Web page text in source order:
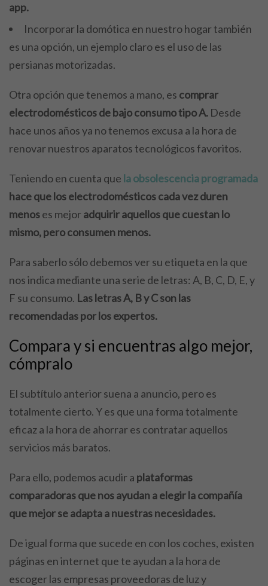
app.
Incorporar la domótica en nuestro hogar también
es una opción, un ejemplo claro es el uso de las
persianas motorizadas.
Otra opción que tenemos a mano, es comprar
electrodomésticos de bajo consumo tipo A. Desde
hace unos años ya no tenemos excusa a la hora de
renovar nuestros aparatos tecnológicos favoritos.
Teniendo en cuenta que la obsolescencia programada
hace que los electrodomésticos cada vez duren
menoses mejoradquirir aquellos que cuestan lo
mismo, pero consumen menos.
Para saberlo sólo debemos ver su etiqueta en la que
nos indica mediante una serie de letras: A, B, C, D, E, y
F su consumo. Las letras A, B y C son las
recomendadas por los expertos.
Compara y si encuentras algo mejor,
cómpralo
El subtítulo anterior suena a anuncio, pero es
totalmente cierto. Y es que una forma totalmente
eficaz a la hora de ahorrar es contratar aquellos
servicios más baratos.
Para ello, podemos acudir a plataformas
comparadoras que nos ayudan a elegir la compañía
que mejor se adapta a nuestras necesidades.
De igual forma que sucede en con los coches, existen
páginas en internet que te ayudan a la hora de
escoger las empresas proveedoras de luz y